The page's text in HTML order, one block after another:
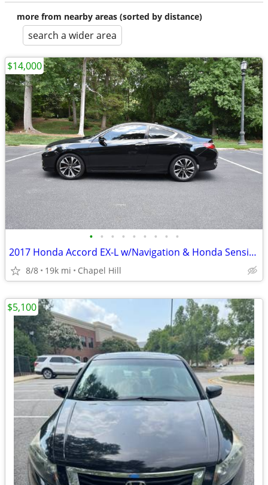
more from nearby areas (sorted by distance)
search a wider area
• • • • • • • • •
2017 Honda Accord EX-L w/Navigation & Honda Sensing Coupe 2D
8/8 19k mi Chapel Hill
$14,000
$5,100